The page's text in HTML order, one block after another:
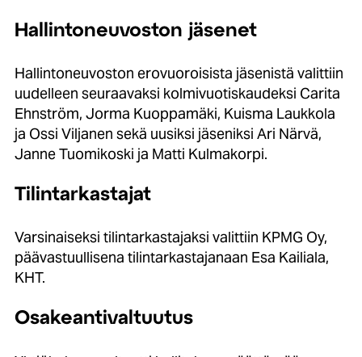
Hallintoneuvoston jäsenet
Hallintoneuvoston erovuoroisista jäsenistä valittiin
uudelleen seuraavaksi kolmivuotiskaudeksi Carita
Ehnström, Jorma Kuoppamäki, Kuisma Laukkola
ja Ossi Viljanen sekä uusiksi jäseniksi Ari Närvä,
Janne Tuomikoski ja Matti Kulmakorpi.
Tilintarkastajat
Varsinaiseksi tilintarkastajaksi valittiin KPMG Oy,
päävastuullisena tilintarkastajanaan Esa Kailiala,
KHT.
Osakeantivaltuutus